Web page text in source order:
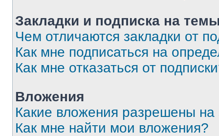
Закладки и подписка на
Чем отличаются закладки от
Как мне подписаться на
Как мне отказаться от
Вложения
Какие вложения разрешены
Как мне найти мои вложения?